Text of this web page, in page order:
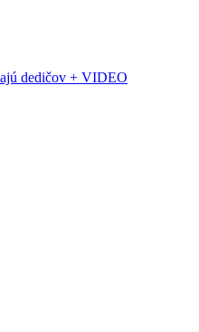
dedičov + VIDEO